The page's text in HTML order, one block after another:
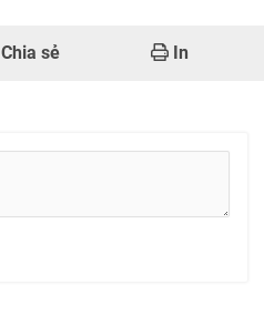
Chia sẻ In